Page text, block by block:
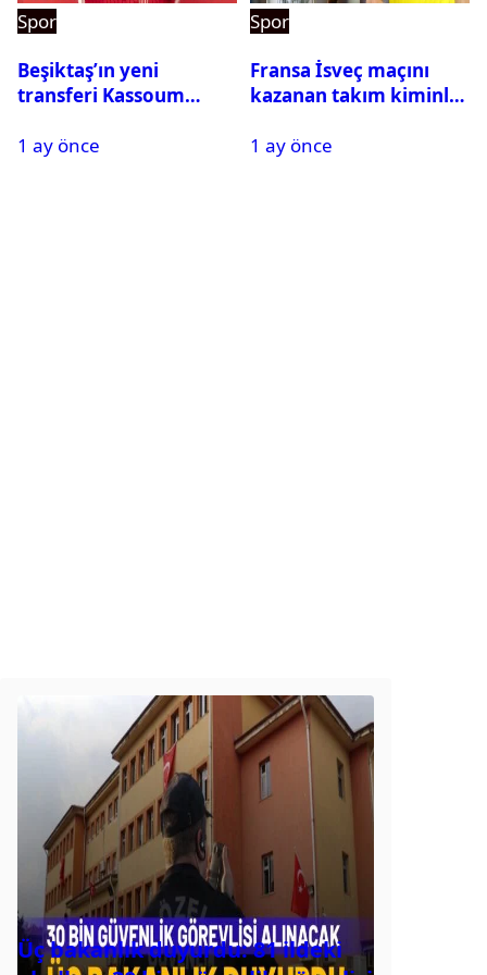
Spor
Beşiktaş’ın yeni
transferi Kassoum
gelecek? Resmi
1 ay önce
Spor
Fransa İsveç maçını
kazanan takım kiminle
turundaki rakip belli
1 ay önce
Üç bakanlık duyurdu: 81 ildeki